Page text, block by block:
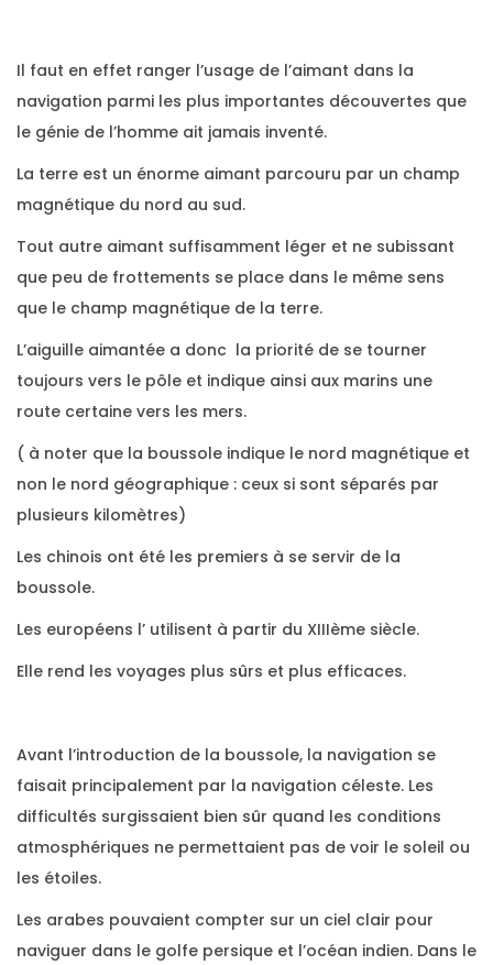
Il faut en effet ranger l’usage de l’aimant dans la
navigation parmi les plus importantes découvertes que
le génie de l’homme ait jamais inventé.
La terre est un énorme aimant parcouru par un champ
magnétique du nord au sud.
Tout autre aimant suffisamment léger et ne subissant
que peu de frottements se place dans le même sens
que le champ magnétique de la terre.
L’aiguille aimantée a donc la priorité de se tourner
toujours vers le pôle et indique ainsi aux marins une
route certaine vers les mers.
( à noter que la boussole indique le nord magnétique et
non le nord géographique : ceux si sont séparés par
plusieurs kilomètres)
Les chinois ont été les premiers à se servir de la
boussole.
Les européens l’ utilisent à partir du XIIIème siècle.
Elle rend les voyages plus sûrs et plus efficaces.
Avant l’introduction de la boussole, la navigation se
faisait principalement par la navigation céleste. Les
difficultés surgissaient bien sûr quand les conditions
atmosphériques ne permettaient pas de voir le soleil ou
les étoiles.
Les arabes pouvaient compter sur un ciel clair pour
naviguer dans le golfe persique et l’océan indien. Dans le